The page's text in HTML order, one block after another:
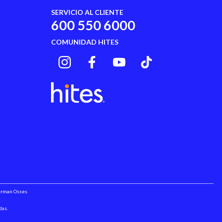
No
SERVICIO AL CLIENTE
600 550 6000
COMUNIDAD HITES
Osses